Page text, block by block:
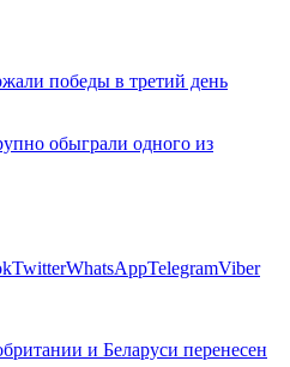
победы в третий день
обыграли одного из
TwitterWhatsAppTelegramViber
и Беларуси перенесен